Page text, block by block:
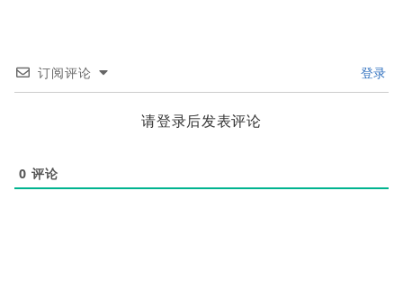
订阅评论 登录
请登录后发表评论
0 评论